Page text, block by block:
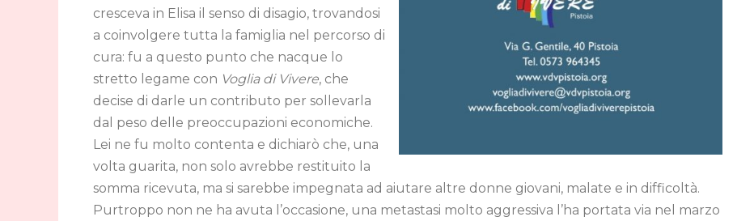
cresceva in Elisa il senso di disagio, trovandosi
a coinvolgere tutta la famiglia nel percorso di
cura: fu a questo punto che nacque lo
stretto legame con Voglia di Vivere, che
decise di darle un contributo per sollevarla
dal peso delle preoccupazioni economiche.
Lei ne fu molto contenta e dichiarò che, una
volta guarita, non solo avrebbe restituito la
somma ricevuta, ma si sarebbe impegnata ad aiutare altre donne giovani, malate e in difficoltà.
Purtroppo non ne ha avuta l’occasione, una metastasi molto aggressiva l’ha portata via nel marzo